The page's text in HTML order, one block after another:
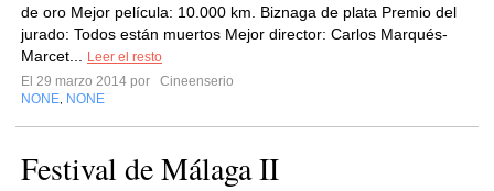
de oro Mejor película: 10.000 km. Biznaga de plata Premio del
jurado: Todos están muertos Mejor director: Carlos Marqués-
Marcet...
Leer el resto
El 29 marzo 2014 por
Cineenserio
NONE NONE
Festival de Málaga II